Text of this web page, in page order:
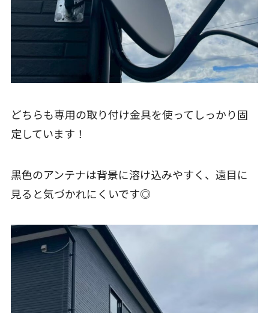
どちらも専用の取り付け金具を使ってしっかり固
定しています！
黒色のアンテナは背景に溶け込みやすく、遠目に
見ると気づかれにくいです◎